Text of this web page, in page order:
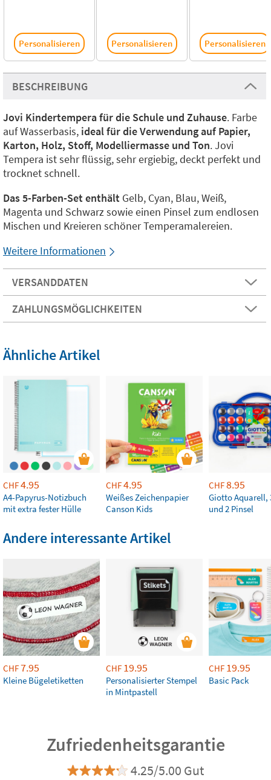
Personalisieren Personalisieren Personalisieren
BESCHREIBUNG
Jovi Kindertempera für die Schule und Zuhause. Farbe
auf Wasserbasis, ideal für die Verwendung auf Papier,
Karton, Holz, Stoff, Modelliermasse und Ton. Jovi
Tempera ist sehr flüssig, sehr ergiebig, deckt perfekt und
trocknet schnell.
Das 5-Farben-Set enthält Gelb, Cyan, Blau, Weiß,
Magenta und Schwarz sowie einen Pinsel zum endlosen
Mischen und Kreieren schöner Temperamalereien.
Weitere Informationen
VERSANDDATEN
ZAHLUNGSMÖGLICHKEITEN
Ähnliche Artikel
CHF4.95
A4-Papyrus-Notizbuch
mit extra fester Hülle
CHF4.95
Weißes Zeichenpapier
Canson Kids
CHF8.95
Giotto Aquarell,
und 2 Pinsel
Andere interessante Artikel
CHF7.95
Kleine Bügeletiketten
CHF 19.95
Personalisierter Stempel
in Mintpastell
CHF 19.95
Basic Pack
Zufriedenheitsgarantie
4.25/5.00 Gut